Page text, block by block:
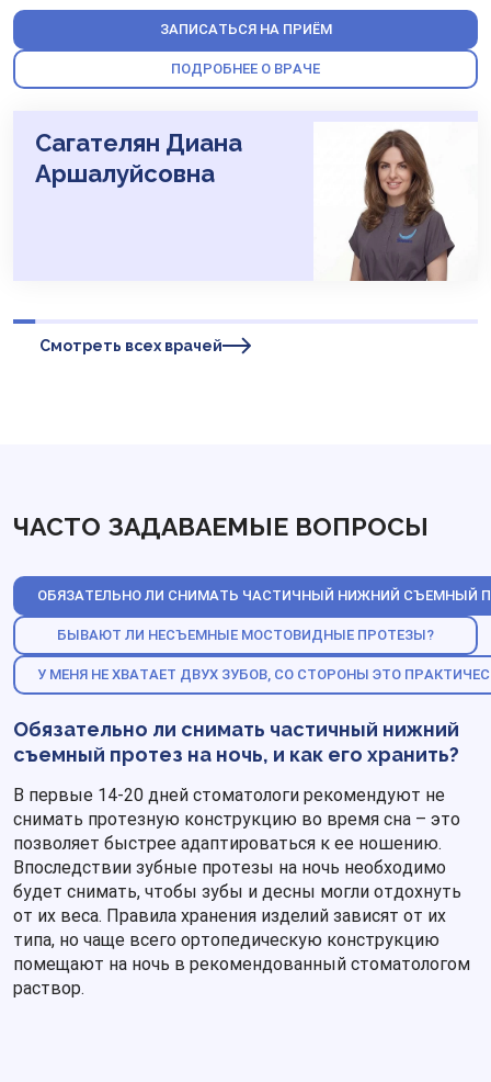
ЗАПИСАТЬСЯ НА ПРИЁМ
ПОДРОБНЕЕ О ВРАЧЕ
Сагателян Диана
Аршалуйсовна
Смотреть всех врачей
ЧАСТО ЗАДАВАЕМЫЕ ВОПРОСЫ
ОБЯЗАТЕЛЬНО ЛИ СНИМАТЬ ЧАСТИЧНЫЙ НИЖНИЙ СЪЕМНЫЙ
БЫВАЮТ ЛИ НЕСЪЕМНЫЕ МОСТОВИДНЫЕ ПРОТЕЗЫ?
У МЕНЯ НЕ ХВАТАЕТ ДВУХ ЗУБОВ, СО СТОРОНЫ ЭТО
Обязательно ли снимать частичный нижний
съемный протез на ночь, и как его хранить?
В первые 14-20 дней стоматологи рекомендуют не
снимать протезную конструкцию во время сна – это
позволяет быстрее адаптироваться к ее ношению.
Впоследствии зубные протезы на ночь необходимо
будет снимать, чтобы зубы и десны могли отдохнуть
от их веса. Правила хранения изделий зависят от их
типа, но чаще всего ортопедическую конструкцию
помещают на ночь в рекомендованный стоматологом
раствор.